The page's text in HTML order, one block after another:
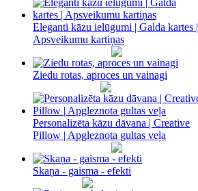
Eleganti kāzu ielūgumi | Galda kartes |
Apsveikumu kartiņas
Ziedu rotas, aproces un vainagi
Personalizēta kāzu dāvana | Creative
Pillow | Apgleznota gultas veļa
Skaņa - gaisma - efekti